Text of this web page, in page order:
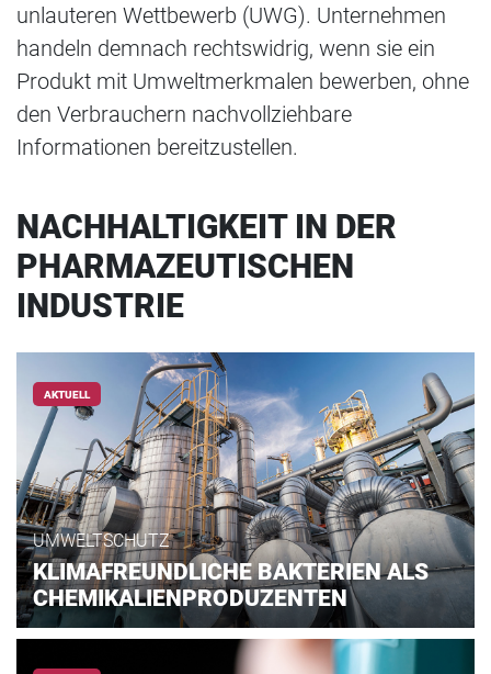
unlauteren Wettbewerb (UWG). Unternehmen
handeln demnach rechtswidrig, wenn sie ein
Produkt mit Umweltmerkmalen bewerben, ohne
den Verbrauchern nachvollziehbare
Informationen bereitzustellen.
NACHHALTIGKEIT IN DER
PHARMAZEUTISCHEN
INDUSTRIE
AKTUELL
UMWELTSCHUTZ
KLIMAFREUNDLICHE BAKTERIEN ALS
CHEMIKALIENPRODUZENTEN